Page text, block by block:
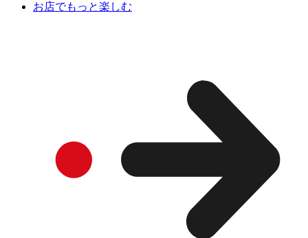
お店でもっと楽しむ